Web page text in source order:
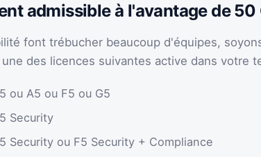
admissible à l'avantage de 50
font trébucher beaucoup d'équipes,
des licences suivantes active dans votre
ou A5 ou F5 ou G5
Security
Security ou F5 Security + Compliance